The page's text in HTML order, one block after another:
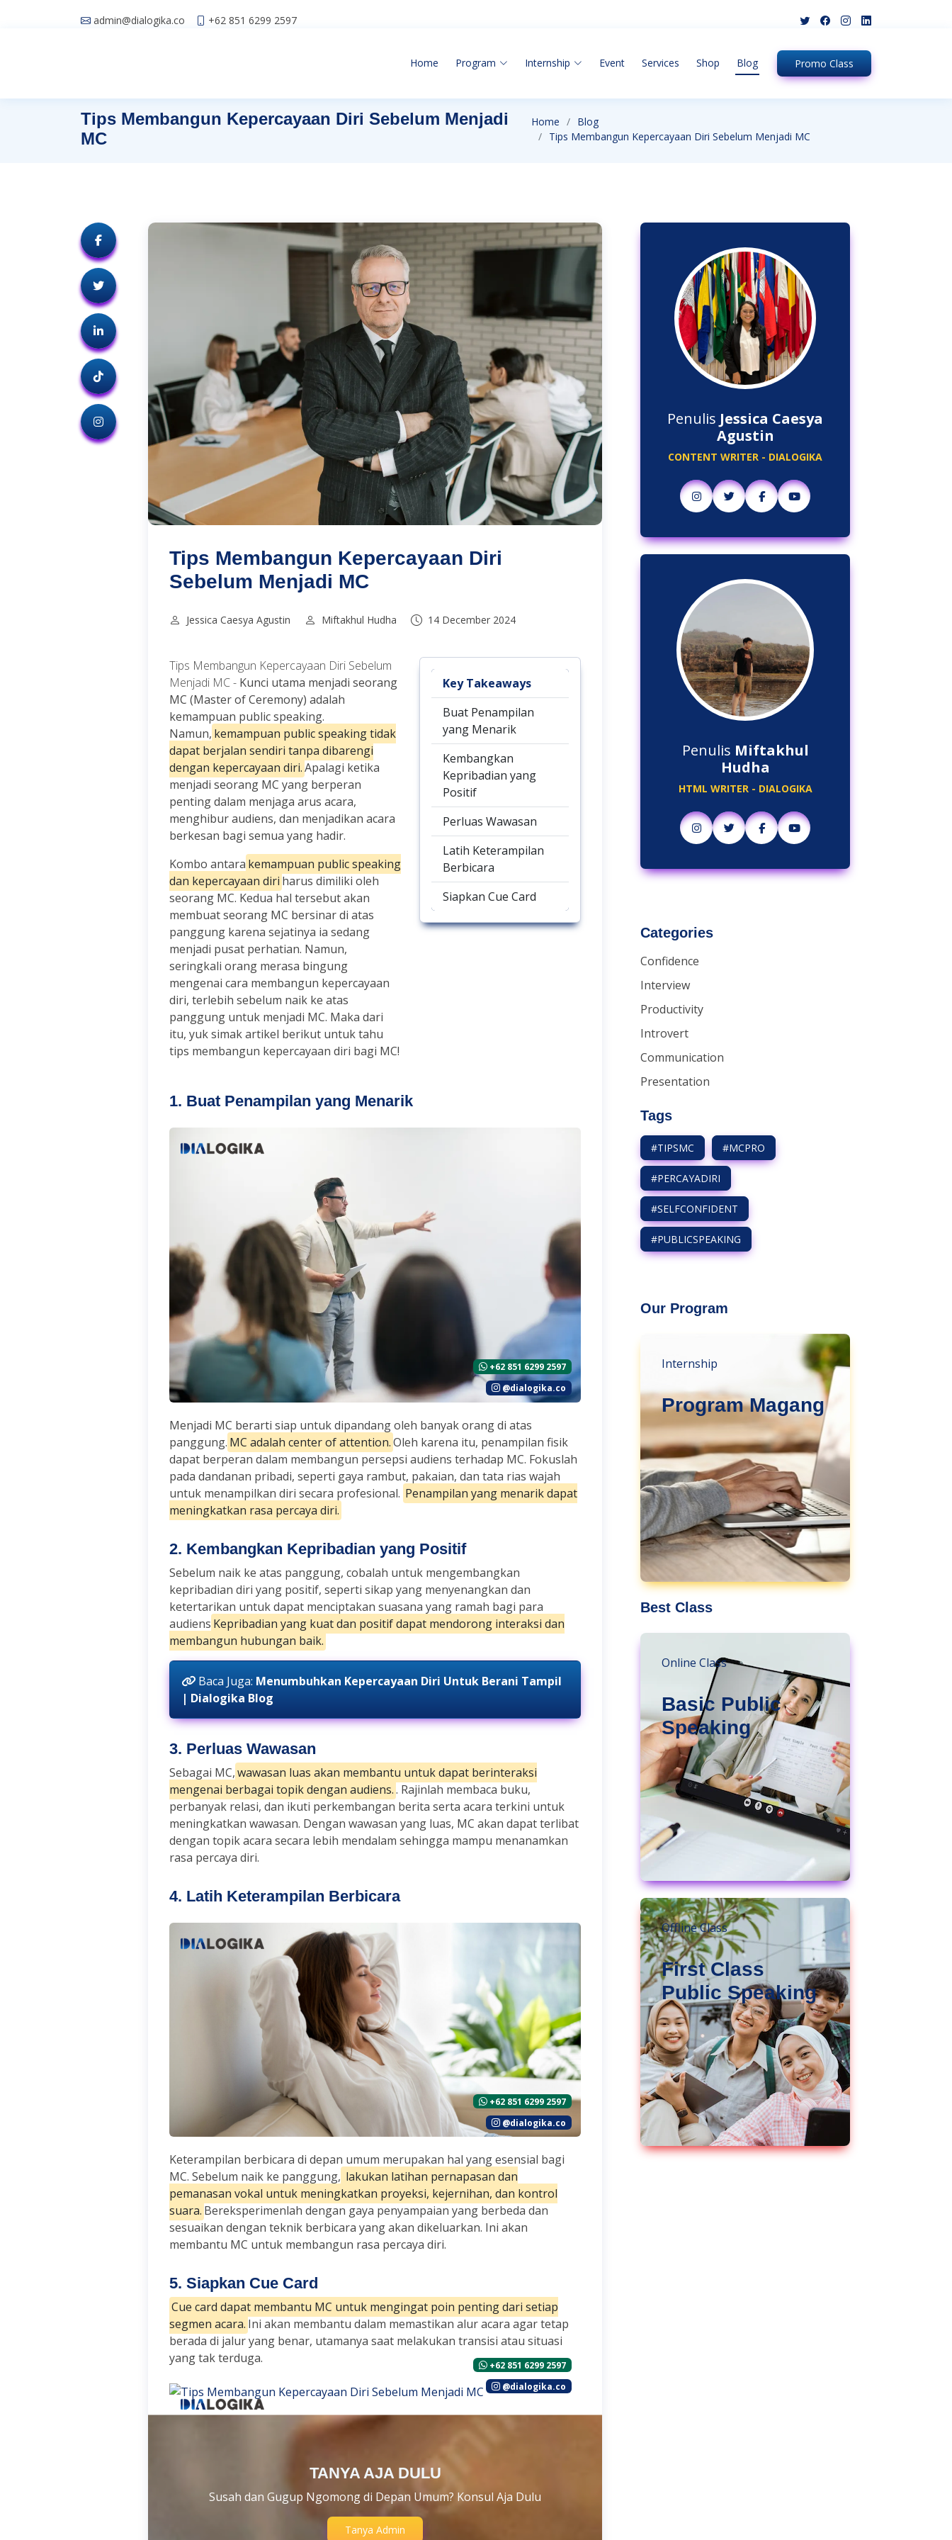
admin@dialogika.co +62 851 6299 2597
Home Program Internship Event Services Shop Blog Promo Class
Tips Membangun Kepercayaan Diri Sebelum Menjadi
MC
Home
Blog
Tips Membangun Kepercayaan Diri Sebelum Menjadi MC
Tips Membangun Kepercayaan Diri
Sebelum Menjadi MC
Jessica Caesya Agustin Miftakhul Hudha 14 December 2024
Tips Membangun Kepercayaan Diri Sebelum
Menjadi MC - Kunci utama menjadi seorang
MC (Master of Ceremony) adalah
kemampuan public speaking.
Namun, kemampuan public speaking tidak
dapat berjalan sendiri tanpa dibarengi
dengan kepercayaan diri.Apalagi ketika
menjadi seorang MC yang berperan
penting dalam menjaga arus acara,
menghibur audiens, dan menjadikan acara
berkesan bagi semua yang hadir.
Kombo antara kemampuan public speaking
dan kepercayaan diri harus dimiliki oleh
seorang MC. Kedua hal tersebut akan
membuat seorang MC bersinar di atas
panggung karena sejatinya ia sedang
menjadi pusat perhatian. Namun,
seringkali orang merasa bingung
mengenai cara membangun kepercayaan
diri, terlebih sebelum naik ke atas
panggung untuk menjadi MC. Maka dari
itu, yuk simak artikel berikut untuk tahu
tips membangun kepercayaan diri bagi MC!
Key Takeaways
Buat Penampilan
yang Menarik
Kembangkan
Kepribadian yang
Positif
Perluas Wawasan
Latih Keterampilan
Berbicara
Siapkan Cue Card
1. Buat Penampilan yang Menarik
+62 851 6299 2597
@dialogika.co
Menjadi MC berarti siap untuk dipandang oleh banyak orang di atas
panggung. MC adalah center of attention.Oleh karena itu, penampilan fisik
dapat berperan dalam membangun persepsi audiens terhadap MC. Fokuslah
pada dandanan pribadi, seperti gaya rambut, pakaian, dan tata rias wajah
untuk menampilkan diri secara profesional. Penampilan yang menarik dapat
meningkatkan rasa percaya diri.
2. Kembangkan Kepribadian yang Positif
Sebelum naik ke atas panggung, cobalah untuk mengembangkan
kepribadian diri yang positif, seperti sikap yang menyenangkan dan
ketertarikan untuk dapat menciptakan suasana yang ramah bagi para
audiens Kepribadian yang kuat dan positif dapat mendorong interaksi dan
membangun hubungan baik.
Baca Juga: Menumbuhkan Kepercayaan Diri Untuk Berani Tampil
| Dialogika Blog
3. Perluas Wawasan
Sebagai MC,wawasan luas akan membantu untuk dapat berinteraksi
mengenai berbagai topik dengan audiens.. Rajinlah membaca buku,
perbanyak relasi, dan ikuti perkembangan berita serta acara terkini untuk
meningkatkan wawasan. Dengan wawasan yang luas, MC akan dapat terlibat
dengan topik acara secara lebih mendalam sehingga mampu menanamkan
rasa percaya diri.
4. Latih Keterampilan Berbicara
+62 851 6299 2597
@dialogika.co
Keterampilan berbicara di depan umum merupakan hal yang esensial bagi
MC. Sebelum naik ke panggung, lakukan latihan pernapasan dan
pemanasan vokal untuk meningkatkan proyeksi, kejernihan, dan kontrol
suara. Bereksperimenlah dengan gaya penyampaian yang berbeda dan
sesuaikan dengan teknik berbicara yang akan dikeluarkan. Ini akan
membantu MC untuk membangun rasa percaya diri.
5. Siapkan Cue Card
Cue card dapat membantu MC untuk mengingat poin penting dari setiap
segmen acara. Ini akan membantu dalam memastikan alur acara agar tetap
berada di jalur yang benar, utamanya saat melakukan transisi atau situasi
yang tak terduga.
+62 851 6299 2597
@dialogika.co
TANYA AJA DULU
Susah dan Gugup Ngomong di Depan Umum? Konsul Aja Dulu
Tanya Admin
Penulis Jessica Caesya
Agustin
CONTENT WRITER - DIALOGIKA
Penulis Miftakhul
Hudha
HTML WRITER - DIALOGIKA
Categories
Confidence
Interview
Productivity
Introvert
Communication
Presentation
Tags
#TIPSMC #MCPRO
#PERCAYADIRI
#SELFCONFIDENT
#PUBLICSPEAKING
Our Program
Internship
Program Magang
Best Class
Online Class
Basic Public
Speaking
Offline Class
First Class
Public Speaking